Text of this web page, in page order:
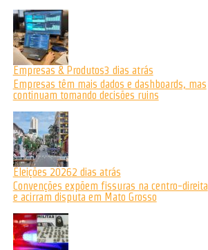
Empresas & Produtos3 dias atrás
Empresas têm mais dados e dashboards, mas
continuam tomando decisões ruins
Eleições 20262 dias atrás
Convenções expõem fissuras na centro-direita
e acirram disputa em Mato Grosso